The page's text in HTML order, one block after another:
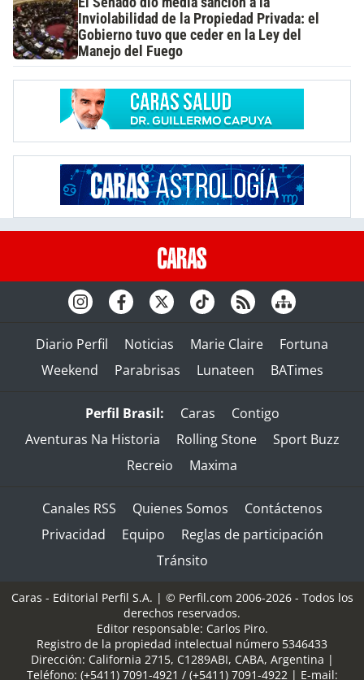
Inviolabilidad de la Propiedad Privada: el
Gobierno tuvo que ceder en la Ley del
Manejo del Fuego
Diario Perfil Noticias Marie Claire
Fortuna
Weekend
Parabrisas Lunateen BATimes
Perfil Brasil: Caras
Contigo
Aventuras Na Historia
Rolling Stone
Sport Buzz
Recreio
Maxima
Canales RSS Quienes Somos
Contáctenos
Privacidad
Equipo
Reglas de participación
Tránsito
Caras - Editorial Perfil S.A. | © Perfil.com 2006-2026 - Todos los
derechos reservados.
Editor responsable: Carlos Piro.
Registro de la propiedad intelectual número 5346433
Dirección: California 2715, C1289ABI, CABA, Argentina |
Teléfono: (+5411) 7091-4921 / (+5411) 7091-4922| E-mail: